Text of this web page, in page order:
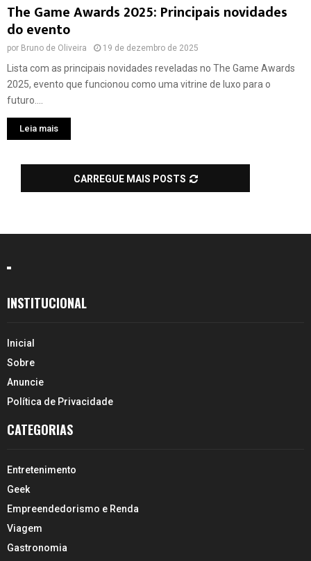
The Game Awards 2025: Principais novidades
do evento
por Bruno de Oliveira 19 de dezembro de 2025
Lista com as principais novidades reveladas no The Game Awards
2025, evento que funcionou como uma vitrine de luxo para o
futuro....
Leia mais
CARREGUE MAIS POSTS
INSTITUCIONAL
Inicial
Sobre
Anuncie
Política de Privacidade
CATEGORIAS
Entretenimento
Geek
Empreendedorismo e Renda
Viagem
Gastronomia